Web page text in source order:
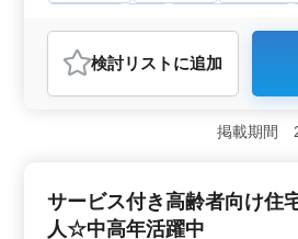
アルバイト・パート
おすすめポイント
＜経験者の活躍＞ 訪問看護での業
要です。当社では豊富な経験を持
しています。特にシニア世代の方々
位置し、車通勤も可能です。無料
り、通勤にかかる負担を軽減します
検討リスト に追加
掲載期間
サービス付き高齢者向け住
人☆中高年活躍中